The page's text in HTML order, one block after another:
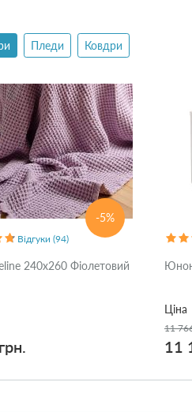
Пледи Ковдри
-5%
Відгуки (94)
240x260 Фіолетовий
Ціна
11
11